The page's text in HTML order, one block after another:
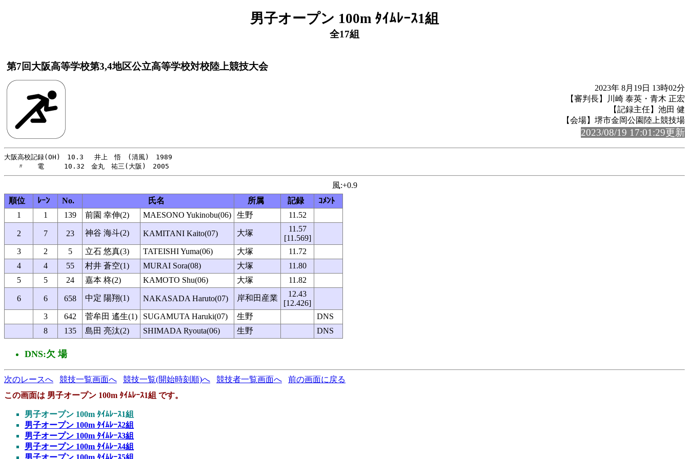
男子オープン 100m ﾀｲﾑﾚｰｽ1組
全17組
第7回大阪高等学校第3,4地区公立高等学校対校陸上競技大会
2023年 8月19日 13時02分
【審判長】川崎 泰英・青木 正宏
【記録主任】池田 健
【会場】堺市金岡公園陸上競技場
2023/08/19 17:01:29更新
大阪高校記録(OH)　10.3 　井上　悟　(清風)　1989
風:+0.9
順位
ﾚｰﾝ No. 氏名 所属 記録
ｺﾒﾝﾄ
1
1 139 前園 幸伸(2) MAESONO Yukinobu(06) 生野 11.52
2 7 23 神谷 海斗(2) KAMITANI Kaito(07) 大塚
11.57
[11.569]
3
2 5 立石 悠真(3) TATEISHI Yuma(06) 大塚
11.72
4
4 55 村井 蒼空(1) MURAI Sora(08) 大塚
11.80
5
5 24 嘉本 柊(2) KAMOTO Shu(06) 大塚 11.82
6 6 658 中定 陽翔(1) NAKASADA Haruto(07) 岸和田産業
12.43
[12.426]
3
642 菅牟田 遙生(1) SUGAMUTA Haruki(07) 生野
DNS
8
135 島田 亮汰(2) SHIMADA Ryouta(06) 生野 DNS
DNS:欠 場
次のレースへ 競技一覧画面へ 競技一覧(開始時刻順)へ 競技者一覧画面へ
前の画面に戻る
この画面は 男子オープン 100m ﾀｲﾑﾚｰｽ1組 です。
男子オープン 100m ﾀｲﾑﾚｰｽ1組
男子オープン 100m ﾀｲﾑﾚｰｽ2組
男子オープン 100m ﾀｲﾑﾚｰｽ3組
男子オープン 100m ﾀｲﾑﾚｰｽ4組